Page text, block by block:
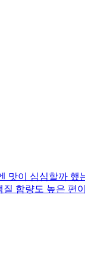
이 심심할까
함량도 높은